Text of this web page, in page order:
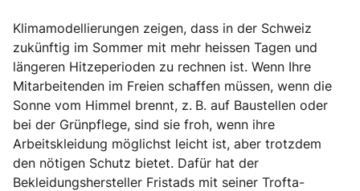
Klimamodellierungen zeigen, dass in der Schweiz
zukünftig im Sommer mit mehr heissen Tagen und
längeren Hitzeperioden zu rechnen ist. Wenn Ihre
Mitarbeitenden im Freien schaffen müssen, wenn die
Sonne vom Himmel brennt, z. B. auf Baustellen oder
bei der Grünpflege, sind sie froh, wenn ihre
Arbeitskleidung möglichst leicht ist, aber trotzdem
den nötigen Schutz bietet. Dafür hat der
Bekleidungshersteller Fristads mit seiner Trofta-